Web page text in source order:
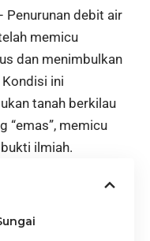
Penurunan debit air
memicu
dan menimbulkan
ini
tanah berkilau
“emas”, memicu
ilmiah.